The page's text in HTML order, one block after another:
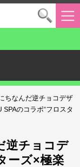
ちなんだ逆チョコデザ
のコラボ“フロスタ
逆チョコデ
ーズ×極楽